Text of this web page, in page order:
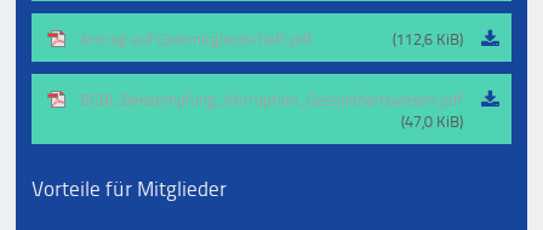
Antrag auf Gastmitgliedschaft.pdf (112,6 KiB)
BGBl_Bekaempfung_Korruption_Gesundheitswesen.pdf
(47,0 KiB)
Vorteile für Mitglieder